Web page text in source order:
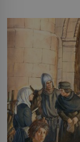
pře hned
Francie, kde se